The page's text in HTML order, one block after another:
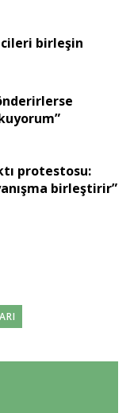
birleşin
protestosu:
birleştirir”